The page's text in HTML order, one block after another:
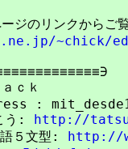
ジのリンクからご
~chick/
ｃｋ
:
う:
http://
５文型:
http://